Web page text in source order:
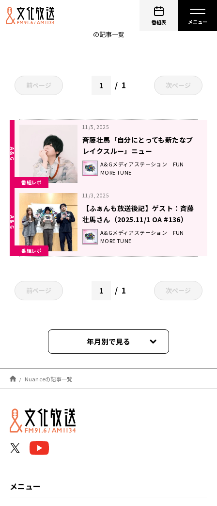
番組表
の記事一覧
前ページ 1 次ページ
番組レポ
11/5, 2025
斉藤壮馬「自分にとっても新たなブ
レイクスルー」ニュー
EP『Nuance』に込めた想い！
A&Gメディアステーション FUN
MORE TUNE
番組レポ
11/3, 2025
【ふぁんも放送後記】ゲスト：斉藤
壮馬さん（2025.11/1 OA #136）
A&Gメディアステーション FUN
MORE TUNE
前ページ 1 次ページ
年月別で見る
2025年11月
2025年10月
Nuanceの記事一覧
メニュー